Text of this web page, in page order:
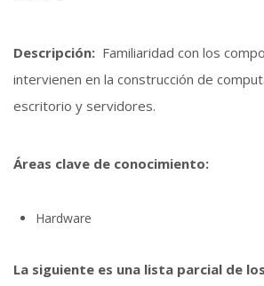
Descripción: Familiaridad con los
intervienen en la construcción de
escritorio y servidores.
Áreas clave de conocimiento:
Hardware
La siguiente es una lista parcial de